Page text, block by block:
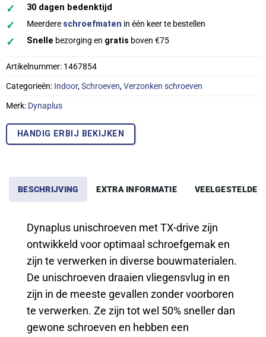
✓ 30 dagen bedenktijd
✓ Meerdere schroefmaten in één keer te bestellen
✓ Snelle bezorging en gratis boven €75
Artikelnummer: 1467854
Categorieën: Indoor,Schroeven,Verzonken schroeven
Merk: Dynaplus
HANDIG ERBIJ BEKIJKEN
BESCHRIJVING EXTRA INFORMATIE VEELGESTELDE
Dynaplus unischroeven met TX-drive zijn
ontwikkeld voor optimaal schroefgemak en
zijn te verwerken in diverse bouwmaterialen.
De unischroeven draaien vliegensvlug in en
zijn in de meeste gevallen zonder voorboren
te verwerken. Ze zijn tot wel 50% sneller dan
gewone schroeven en hebben een